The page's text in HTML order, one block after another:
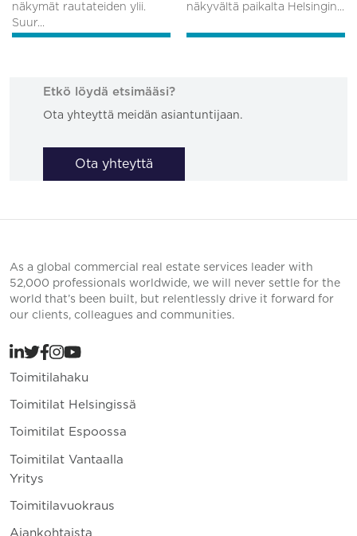
näkymät rautateiden ylii.
Suur...
näkyvältä paikalta Helsingin...
Etkö löydä etsimääsi?
Ota yhteyttä meidän asiantuntijaan.
Ota yhteyttä
As a global commercial real estate services leader with
52,000 professionals worldwide, we will never settle for the
world that’s been built, but relentlessly drive it forward for
our clients, colleagues and communities.
Toimitilahaku
Toimitilat Helsingissä
Toimitilat Espoossa
Toimitilat Vantaalla
Yritys
Toimitilavuokraus
Ajankohtaista